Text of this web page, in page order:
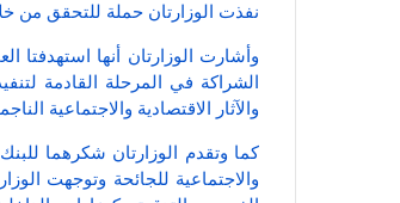
نفذت الوزارتان حملة للتحقق من
وأشارت الوزارتان أنها استهدفتا
الشراكة في المرحلة القادمة
والآثار الاقتصادية والاجتماعية
كما وتقدم الوزارتان شكرهما
والاجتماعية للجائحة وتوجهت